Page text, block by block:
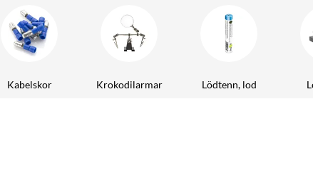
Kabelskor Krokodilarmar Lödtenn, lod